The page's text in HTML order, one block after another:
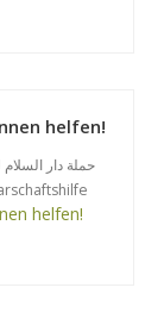
helfen!
حملة دار
helfen!